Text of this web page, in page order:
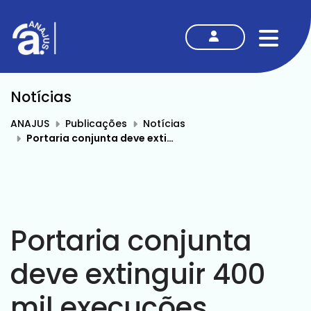
MENU
Notícias
ANAJUS Publicações
Notícias
Portaria conjunta deve extinguir 400 mil execuções judiciais por prescrição das dívidas
Portaria conjunta
deve extinguir 400